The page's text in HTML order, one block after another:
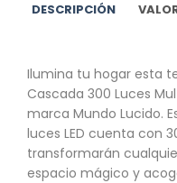
DESCRIPCIÓN
Ilumina tu hogar esta
Cascada 300 Luces
marca Mundo Lucido.
luces LED cuenta con
transformarán
espacio mágico y